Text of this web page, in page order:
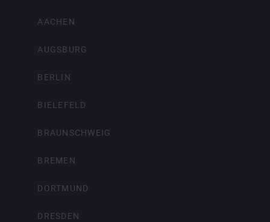
AACHEN
AUGSBURG
BERLIN
BIELEFELD
BRAUNSCHWEIG
BREMEN
DORTMUND
DRESDEN